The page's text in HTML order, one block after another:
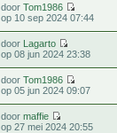
doorTom1986
op 10 sep 2024 07:44
door Lagarto
op 08 jun 2024 23:38
doorTom1986
op 05 jun 2024 09:07
doormaffie
op 27 mei 2024 20:55